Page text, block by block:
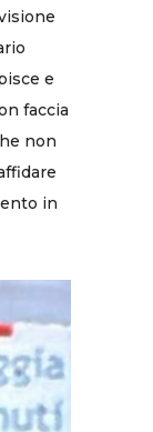
e
faccia
non
in